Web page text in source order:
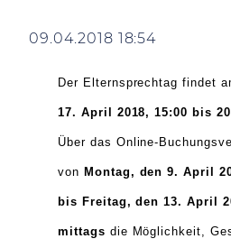
09.04.2018 18:54
Der Elternsprechtag findet
17. April 2018, 15:00 bis
Über das Online-
von Montag, den 9. April
bis Freitag, den 13. April
mittags die Möglichkeit,